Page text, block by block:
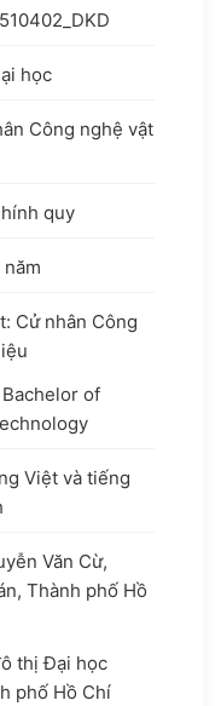
học
Công nghệ vật
quy
năm
Cử nhân Công
of
Việt và tiếng
Văn Cừ,
Thành phố Hồ
thị Đại học
phố Hồ Chí